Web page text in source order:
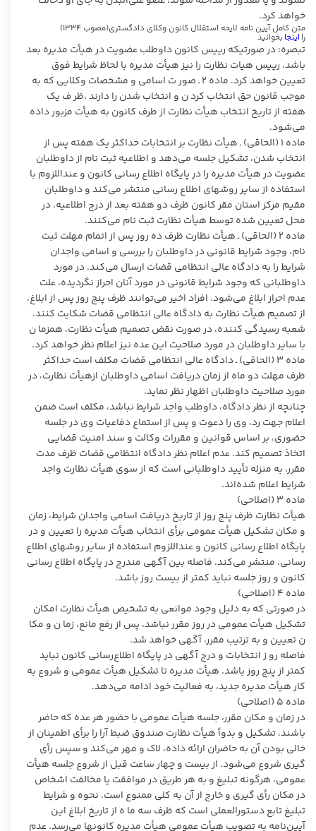
خواهد کرد.
متن کامل آیین نامه لایحه استقلال کانون وکلای دادگستری(مصوب ۱۳۳۴)
را اینجا بخوانید
تبصره: در صورتیکه رییس کانون داوطلب عضویت در هیأت مدیره بعد
باشد، رییس هیات نظارت را نیز هیأت مدیره با لحاظ شرایط فوق
تعیین خواهد کرد. ماده ۲ ـ صور ت اسامی و مشخصات وکلایی که به
موجب قانون حق انتخاب کرد ن و انتخاب شدن را دارند ،ظر ف یک
هفته از تاریخ انتخاب هیأت نظارت از طرف کانون به هیأت مزبور داده
می‌شود.
ماده ۱ (الحاقی) ـ هیأت نظارت بر انتخابات حداکثر یک هفته پس از
انتخاب شدن، تشکیل جلسه می‌دهد و اطلاعیه ثبت نام از داوطلبان
عضویت در هیأت مدیره را در پایگاه اطلاع رسانی کانون و عنداللزوم با
استفاده از سایر روشهای اطلاع رسانی منتشر می‌کند و داوطلبان
مقیم مرکز استان مقر کانون ظرف دو هفته بعد از درج اطلاعیه، در
محل تعیین شده توسط هیأت نظارت ثبت نام می‌کنند.
ماده ۲ (الحاقی) ـ هیأت نظارت ظرف ده روز پس از اتمام مهلت ثبت
نام، وجود شرایط قانونی در داوطلبان را بررسی و اسامی واجدان
شرایط را به دادگاه عالی انتظامی قضات ارسال می‌کند. در مورد
داوطلبانی که وجود شرایط قانونی در مورد آنان احراز نگردیده، علت
عدم احراز ابلاغ می‌شود. افراد اخیر می‌توانند ظرف پنج روز پس از ابلاغ،
از تصمیم هیأت نظارت به دادگاه عالی انتظامی قضات شکایت کنند.
شعبه رسیدگی کننده، در صورت نقض تصمیم هیأت نظارت، همزما ن
با سایر داوطلبان در مورد صلاحیت این عده نیز اعلام نظر خواهد کرد.
ماده ۳ (الحاقی) ـ دادگاه عالی انتظامی قضات مکلف است حداکثر
ظرف مهلت دو ماه از زمان دریافت اسامی داوطلبان ازهیأت نظارت، در
مورد صلاحیت داوطلبان اظهار نظر نماید.
چنانچه از نظر دادگاه، داوطلب واجد شرایط نباشد، مکلف است ضمن
اعلام جهت رد، وی را دعوت و پس از استماع دفاعیات وی در جلسه
حضوری، بر اساس قوانین و مقررات وکالت و سند امنیت قضایی
اتخاذ تصمیم کند. عدم اعلام نظر دادگاه انتظامی قضات ظرف مدت
مقرر، به منزله تأیید داوطلبانی است که از سوی هیأت نظارت واجد
شرایط اعلام شده‌اند.
ماده ۳ (اصلاحی)
هیأت نظارت ظرف پنج روز از تاریخ دریافت اسامی واجدان شرایط، زمان
و مکان تشکیل هیأت عمومی برأی انتخاب هیأت مدیره را تعیین و در
پایگاه اطلاع رسانی کانون و عنداللزوم استفاده از سایر روشهای اطلاع
رسانی، منتشر می‌کند. فاصله بین آگهی مندرج در پایگاه اطلاع رسانی
کانون و روز جلسه نباید کمتر از بیست روز باشد.
ماده ۴ (اصلاحی)
در صورتی که به دلیل وجود موانعی به تشخیص هیأت نظارت امکان
تشکیل هیأت عمومی در روز مقرر نباشد، پس از رفع مانع، زما ن و مکا
ن تعیین و به ترتیب مقرر، آگهی خواهد شد.
فاصله رو ز انتخابات و درج آگهی در پایگاه اطلاع‌رسانی کانون نباید
کمتر از پنج روز باشد. هیأت مدیره تا تشکیل هیأت عمومی و شروع به
کار هیأت مدیره جدید، به فعالیت خود ادامه می‌دهد.
ماده ۵ (اصلاحی)
در زمان و مکان مقرر، جلسه هیأت عمومی با حضور هر عده که حاضر
باشند، تشکیل و بدواً هیأت نظارت صندوق ضبط آرا را برأی اطمینان از
خالی بودن آن به حاضران ارائه داده، لاک و مهر می‌کند و سپس رأی
گیری شروع می‌شود. از بیست و چهار ساعت قبل از شروع جلسه هیأت
عمومی، هرگونه تبلیغ و به هر طریق در موافقت یا مخالفت اشخاص
در مکان رأی گیری و خارج از آن به کلی ممنوع است. نحوه و شرایط
تبلیغ تابع دستورالعملی است که ظرف سه ما ه از تاریخ ابلاغ این
آیین‌نامه به تصویب هیأت عمومی هیأت مدیره کانونها می‌رسد. عدم